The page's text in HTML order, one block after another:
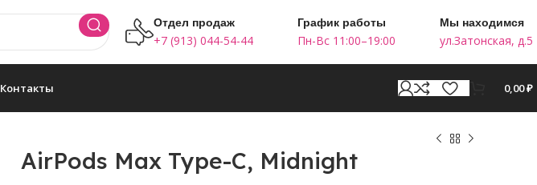
Отдел продаж
+7 (913) 044-54-44
График работы
Пн-Вс 11:00–19:00
Мы находимся
ул.Затонская, д.5
Контакты 0,00₽
AirPods Max Type-C, Midnight